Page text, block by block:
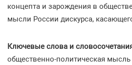
концепта и зарождения в
мысли России дискурса,
Ключевые слова и
общественно-политическая мысль